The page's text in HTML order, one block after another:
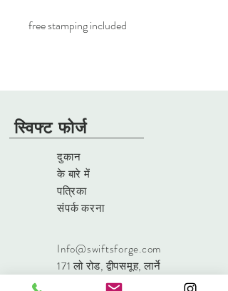
free stamping included
स्विफ्ट फोर्ज
दुकान
के बारे में
पत्रिका
संपर्क करना
Info@swiftsforge.com
171 लो रोड, द्वीपसमूह, लार्ने
उत्तरी आयरलैंड, BT40 3RF